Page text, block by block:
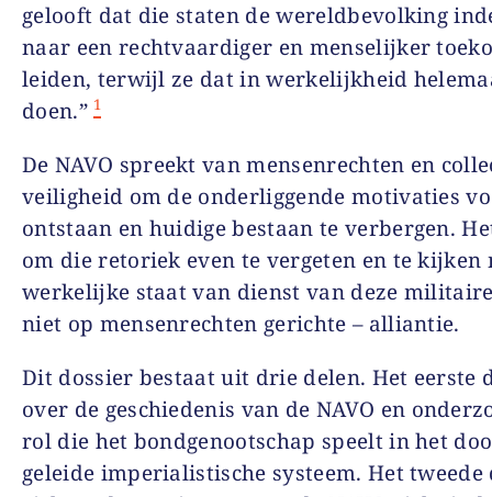
gelooft dat die staten de wereldbevolking
naar een rechtvaardiger en menselijker
leiden, terwijl ze dat in werkelijkheid
doen.” 1
De NAVO spreekt van mensenrechten en
veiligheid om de onderliggende motivaties
ontstaan en huidige bestaan te verbergen.
om die retoriek even te vergeten en te kijken
werkelijke staat van dienst van deze militaire
niet op mensenrechten gerichte – alliantie.
Dit dossier bestaat uit drie delen. Het eerste
over de geschiedenis van de NAVO en
rol die het bondgenootschap speelt in het
geleide imperialistische systeem. Het